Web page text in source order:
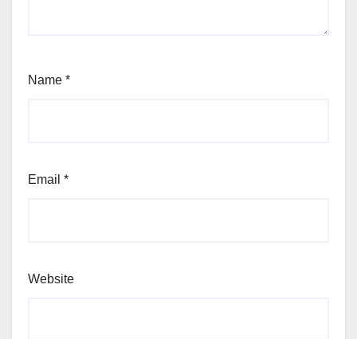
Name *
Email *
Website